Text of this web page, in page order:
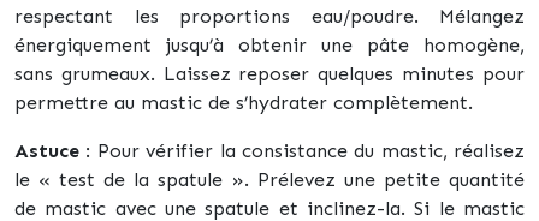
respectant les proportions eau/poudre. Mélangez
énergiquement jusqu’à obtenir une pâte homogène,
sans grumeaux. Laissez reposer quelques minutes pour
permettre au mastic de s’hydrater complètement.
Astuce : Pour vérifier la consistance du mastic, réalisez
le « test de la spatule ». Prélevez une petite quantité
de mastic avec une spatule et inclinez-la. Si le mastic